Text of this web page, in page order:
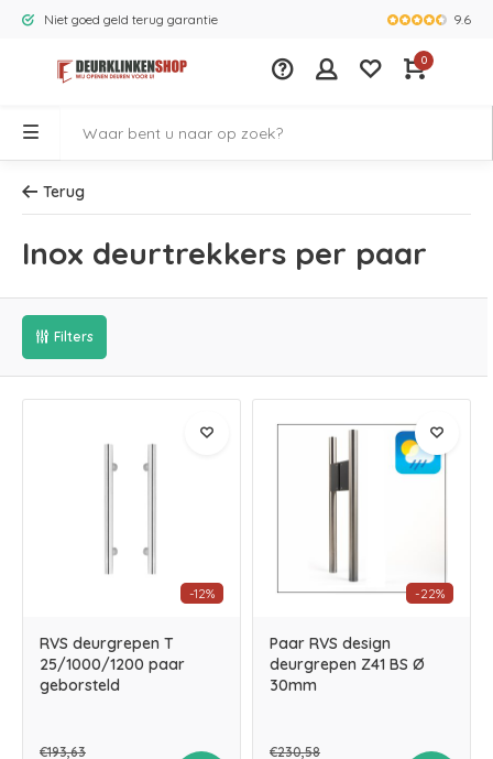
Niet goed geld terug garantie Grootste
9.6
0
Terug
Inox deurtrekkers per paar
Filters
-12%
RVS deurgrepen T
25/1000/1200 paar
geborsteld
€193,63
-22%
Paar RVS design
deurgrepen Z41 BS Ø
30mm
€230,58